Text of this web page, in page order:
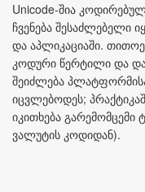
Unicode‑შია
ჩვენება შესაძლებელი
და აპლიკაციაში.
კოდური წერტილი და
შეიძლება
იცვლებოდეს;
იკითხება გარემომცემი
ვალუტის კოდიდან).